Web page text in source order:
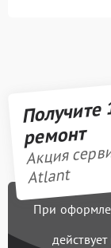
ремонт
Акция
Atlant
При